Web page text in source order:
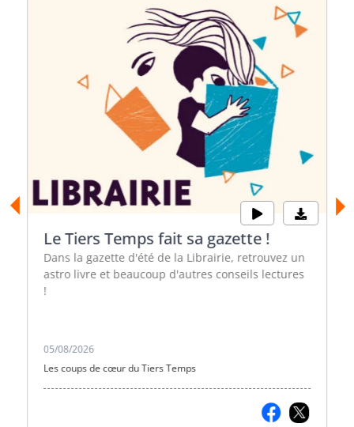
Le Tiers Temps fait sa gazette !
Dans la gazette d'été de la Librairie, retrouvez un
astro livre et beaucoup d'autres conseils lectures
!
05/08/2026
Les coups de cœur du Tiers Temps